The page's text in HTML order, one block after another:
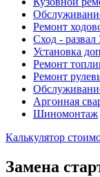
Ремонт
Сход - развал
Установка
Ремонт
Ремонт
Аргонная
Шиномонтаж
Калькулятор
Замена